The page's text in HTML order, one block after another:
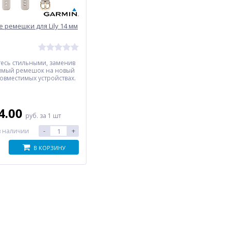
ремешки для Lily 14 мм
стильными, заменив
ремешок на новый
устройствах.
руб. за 1 шт
наличии
- +
В КОРЗИНУ